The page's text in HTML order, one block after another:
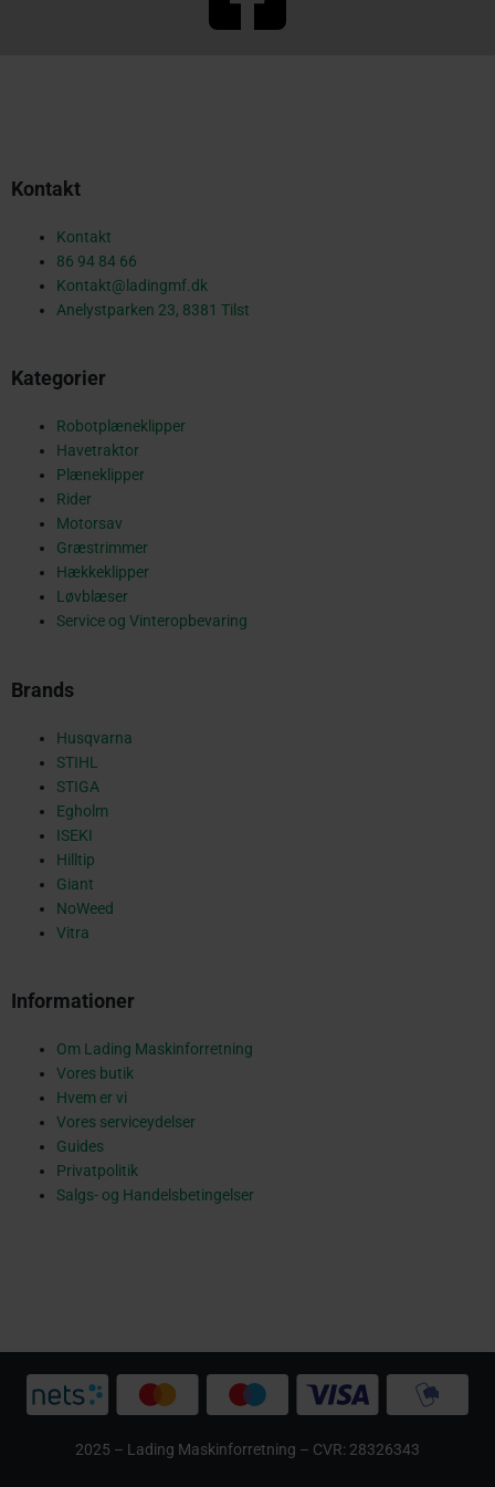
b
k
a
e
Kontakt
Kontakt
86 94 84 66
Kontakt@ladingmf.dk
Anelystparken 23, 8381 Tilst
Kategorier
Robotplæneklipper
Havetraktor
Plæneklipper
Rider
Motorsav
Græstrimmer
Hækkeklipper
Løvblæser
Service og Vinteropbevaring
Brands
Husqvarna
STIHL
STIGA
Egholm
ISEKI
Hilltip
Giant
NoWeed
Vitra
Informationer
Om Lading Maskinforretning
Vores butik
Hvem er vi
Vores serviceydelser
Guides
Privatpolitik
Salgs- og Handelsbetingelser
2025 – Lading Maskinforretning – CVR: 28326343